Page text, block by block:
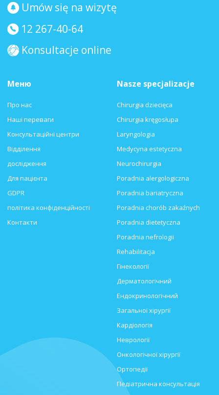
Umów się na wizytę
12 267-40-64
Konsultacje online
Nasze specjalizacje
Chirurgia dziecięca
Chirurgia kręgosłupa
Laryngologia
Medycyna estetyczna
Neurochirurgia
Poradnia alergologiczna
Poradnia bariatryczna
Poradnia chorób zakaźnych
Poradnia dietetyczna
Poradnia nefrologii
Rehabilitacja
Гінекології
Дерматологічний
Ендокринологічний
Загальної хірургії
Кардіологія
Неврології
Онкологічної хірургії
Ортопедії
Педіатрична консультація
Меню
Про нас
Наші переваги
Консультаційні центри
Відділення
дослідження
Для пацієнта
GDPR
політика конфіденційності
Контакти